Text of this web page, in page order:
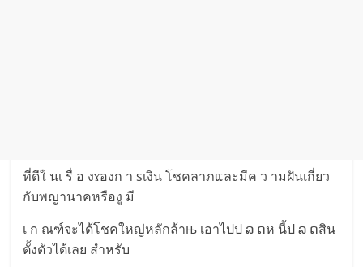
ที่ดีใ นเ รื่ อ งɤองก า sเงิน โชคลาภແละมีค ว ามฝันเกี่ยว
กับพญานาคหรืองู มี
เ ก ณฑ์จะได้โชคใหญ่หลักล้าњ เอาไปป ລ ດห นี้ป ລ ດสิน
ตั้งตัวได้เลย สำหรับ